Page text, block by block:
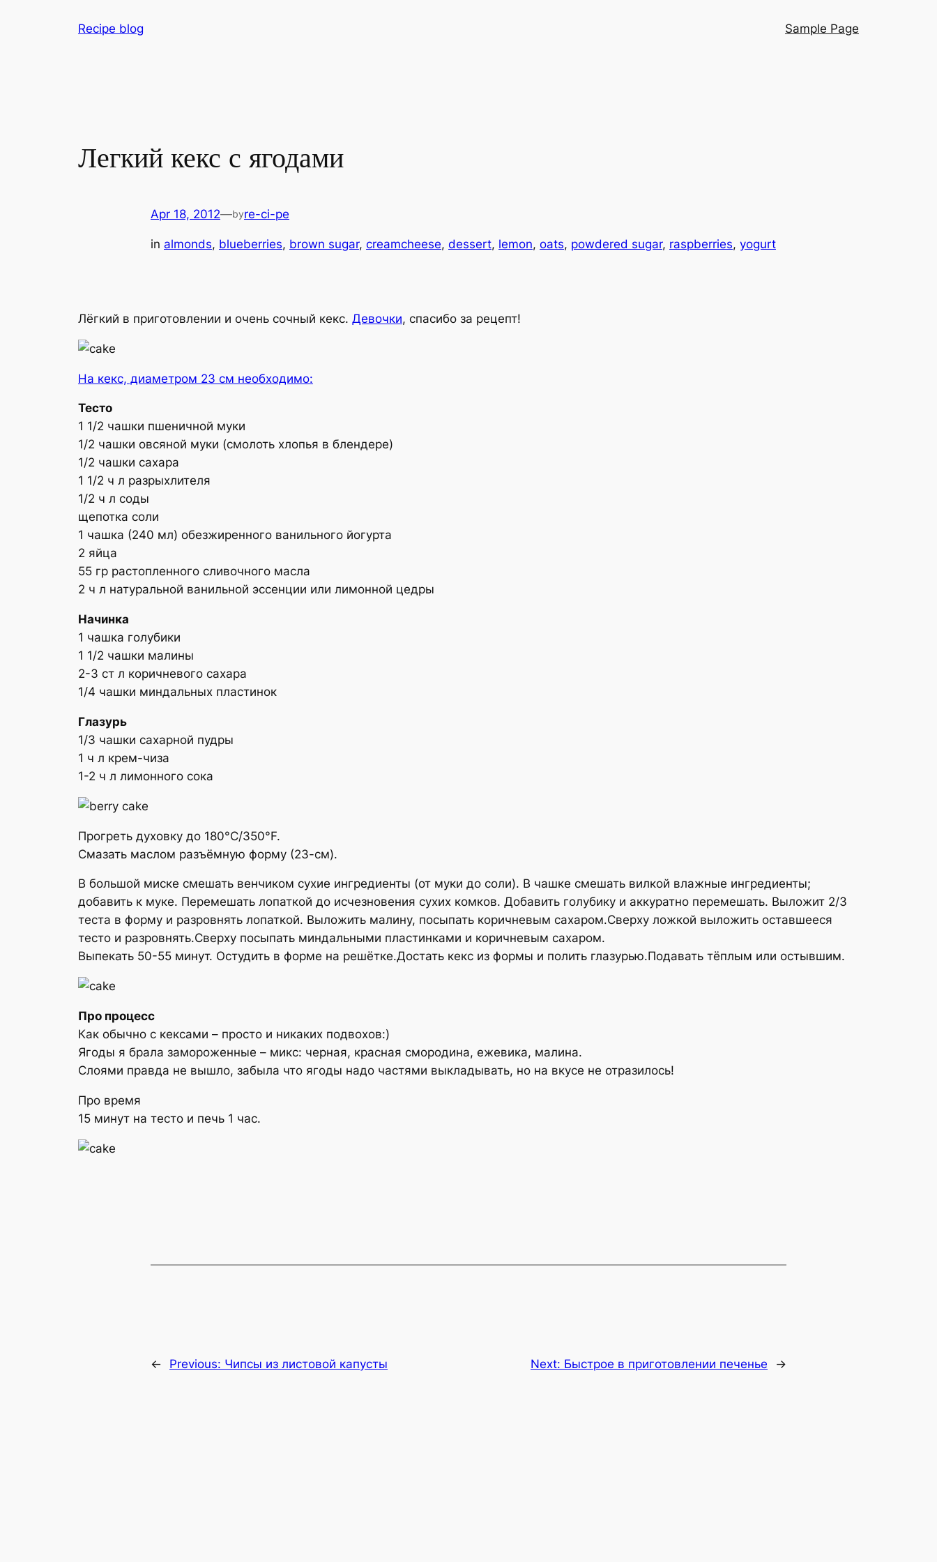
Recipe blog Sample Page
Легкий кекс с ягодами
Apr 18, 2012—byre-ci-pe
in almonds, blueberries, brown sugar, creamcheese, dessert, lemon, oats, powdered sugar, raspberries, yogurt
Лёгкий в приготовлении и очень сочный кекс. Девочки, спасибо за рецепт!
На кекс, диаметром 23 см необходимо:
Тесто
1 1/2 чашки пшеничной муки
1/2 чашки овсяной муки (смолоть хлопья в блендере)
1/2 чашки сахара
1 1/2 ч л разрыхлителя
1/2 ч л соды
щепотка соли
1 чашка (240 мл) обезжиренного ванильного йогурта
2 яйца
55 гр растопленного сливочного масла
2 ч л натуральной ванильной эссенции или лимонной цедры
Начинка
1 чашка голубики
1 1/2 чашки малины
2-3 ст л коричневого сахара
1/4 чашки миндальных пластинок
Глазурь
1/3 чашки сахарной пудры
1 ч л крем-чиза
1-2 ч л лимонного сока
Прогреть духовку до 180°C/350°F.
Смазать маслом разъёмную форму (23-см).
В большой миске смешать венчиком сухие ингредиенты (от муки до соли). В чашке смешать вилкой влажные ингредиенты;
добавить к муке. Перемешать лопаткой до исчезновения сухих комков. Добавить голубику и аккуратно перемешать. Выложит 2/3
теста в форму и разровнять лопаткой. Выложить малину, посыпать коричневым сахаром.Сверху ложкой выложить оставшееся
тесто и разровнять.Сверху посыпать миндальными пластинками и коричневым сахаром.
Выпекать 50-55 минут. Остудить в форме на решётке.Достать кекс из формы и полить глазурью.Подавать тёплым или остывшим.
Про процесс
Как обычно с кексами – просто и никаких подвохов:)
Ягоды я брала замороженные – микс: черная, красная смородина, ежевика, малина.
Слоями правда не вышло, забыла что ягоды надо частями выкладывать, но на вкусе не отразилось!
Про время
15 минут на тесто и печь 1 час.
← Previous: Чипсы из листовой капусты Next: Быстрое в приготовлении печенье →